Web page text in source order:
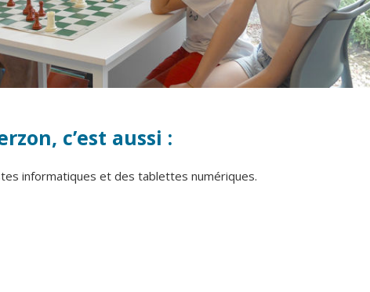
c’est aussi :
informatiques et des tablettes numériques.